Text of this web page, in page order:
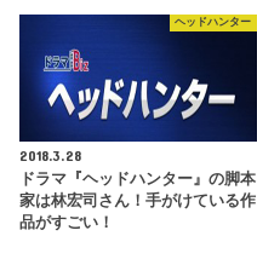
ヘッドハンター
2018.3.28
ドラマ『ヘッドハンター』の脚本
家は林宏司さん！手がけている作
品がすごい！